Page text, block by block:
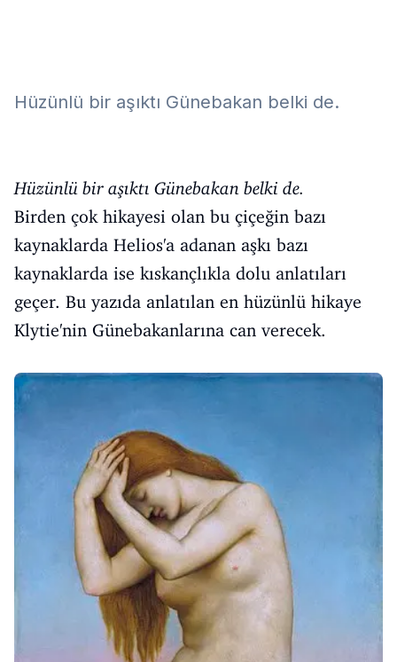
Hüzünlü bir aşıktı Günebakan belki de.
Hüzünlü bir aşıktı Günebakan belki de.
Birden çok hikayesi olan bu çiçeğin bazı
kaynaklarda Helios'a adanan aşkı bazı
kaynaklarda ise kıskançlıkla dolu anlatıları
geçer. Bu yazıda anlatılan en hüzünlü hikaye
Klytie'nin Günebakanlarına can verecek.